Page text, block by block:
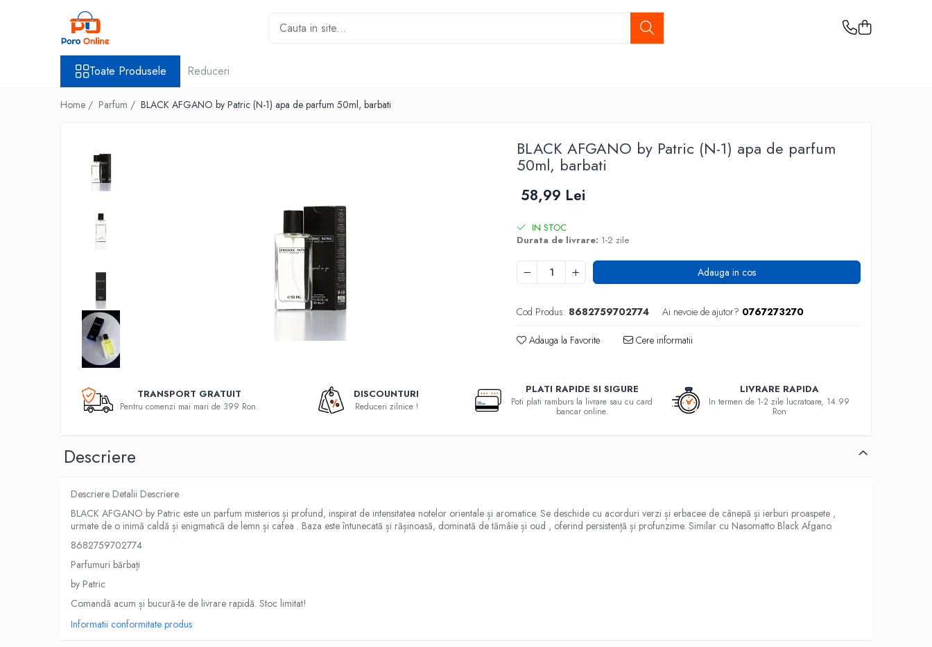
Toate Produsele
Toate Produsele Reduceri
Home / Parfum / BLACK AFGANO by Patric (N-1) apa de parfum 50ml, barbati
BLACK AFGANO by Patric (N-1) apa de parfum
50ml, barbati
58,99 Lei
IN STOC
Durata de livrare: 1-2 zile
Adauga in cos
Cod Produs: 8682759702774 Ai nevoie de ajutor? 0767273270
Adauga la Favorite Cere informatii
TRANSPORT GRATUIT
Pentru comenzi mai mari de 399 Ron.
DISCOUNTURI
Reduceri zilnice !
PLATI RAPIDE SI SIGURE
Poti plati ramburs la livrare sau cu card
bancar online.
LIVRARE RAPIDA
In termen de 1-2 zile lucratoare, 14.99
Ron
Descriere
Descriere Detalii Descriere
BLACK AFGANO by Patric este un parfum misterios și profund, inspirat de intensitatea notelor orientale și aromatice. Se deschide cu acorduri verzi și erbacee de cânepă și ierburi proaspete ,
urmate de o inimă caldă și enigmatică de lemn și cafea . Baza este întunecată și rășinoasă, dominată de tămâie și oud , oferind persistență și profunzime. Similar cu Nasomatto Black Afgano.
8682759702774
Parfumuri bărbați
by Patric
Comandă acum și bucură-te de livrare rapidă. Stoc limitat!
Informatii conformitate produs